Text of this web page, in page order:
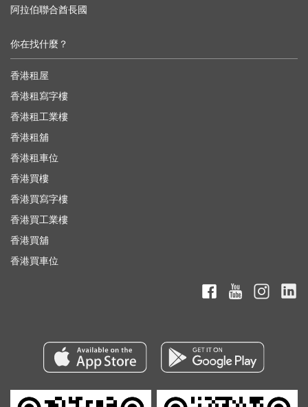
阿拉伯聯合酋長國
你在找什麼？
香港租屋
香港租寫字樓
香港租工業樓
香港租舖
香港租車位
香港買樓
香港買寫字樓
香港買工業樓
香港買舖
香港買車位